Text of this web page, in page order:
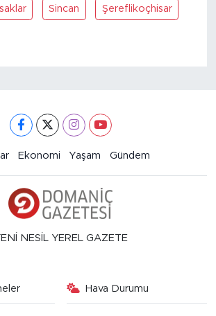
Sincan Şereflikoçhisar
Ekonomi Yaşam Gündem
NESİL YEREL GAZETE
Hava Durumu